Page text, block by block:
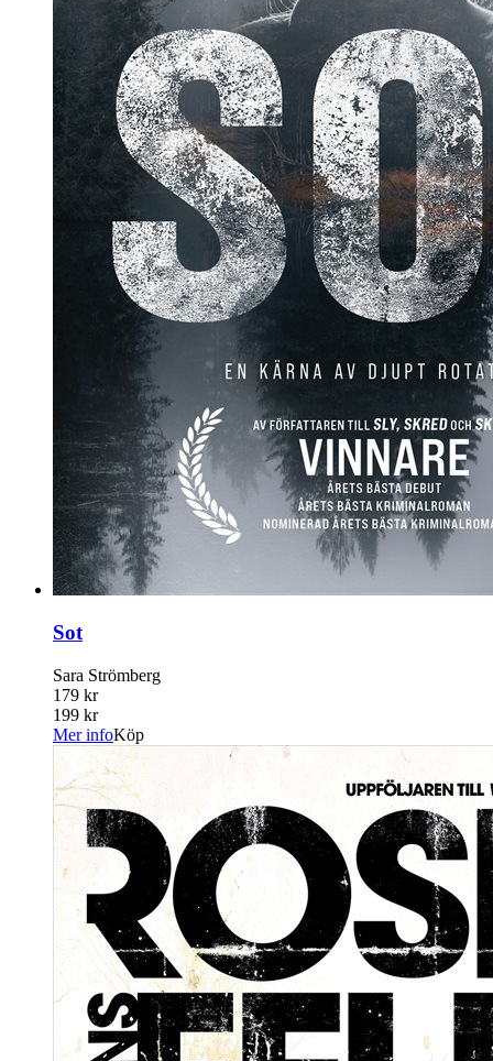
Sot
Sara Strömberg
179 kr
199 kr
Mer infoKöp